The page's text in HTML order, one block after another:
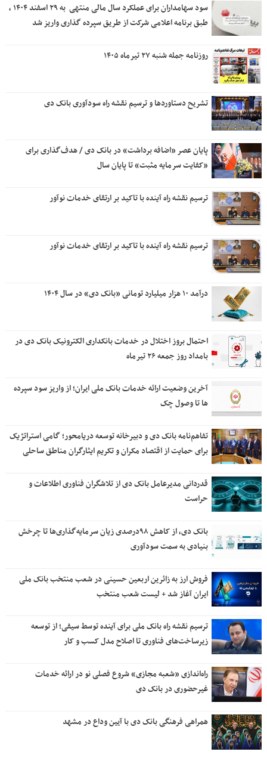
سود سهامداران برای عملکرد سال مالی منتهی ‌ به ۲۹ اسفند ۱۴۰۴ ،
طبق برنامه اعلامی شرکت از طریق سپرده گذاری واریز شد
روزنامه جمله شنبه ۲۷ تیرماه ۱۴۰۵
تشریح دستاوردها و ترسیم نقشه راه سودآوری بانک دی
پایان عصر «اضافه برداشت» در بانک دی / هدف‌گذاری برای
«کفایت سرمایه مثبت» تا پایان سال
ترسیم نقشه راه آینده با تاکید بر ارتقای خدمات نوآور
ترسیم نقشه راه آینده با تاکید بر ارتقای خدمات نوآور
درآمد ۱۰ هزار میلیارد تومانی «بانک دی» در سال ۱۴۰۴
احتمال بروز اختلال در خدمات بانکداری الکترونیک بانک دی در
بامداد روز جمعه ۲۶ تیرماه
آخرین وضعیت ارائه خدمات بانک ملی ایران؛ از واریز سود سپرده
ها تا وصول چک
تفاهم‌نامه بانک دی و دبیرخانه توسعه دریامحور؛ گامی استراتژیک
برای حمایت از اقتصاد مکران و تکریم ایثارگران مناطق ساحلی
قدردانی مدیرعامل بانک دی از تلاشگران فناوری اطلاعات و
حراست
بانک دی، از کاهش ۹۸درصدی زیان سرمایه‌گذاری‌ها تا چرخش
بنیادی به سمت سودآوری
فروش ارز به زائرین اربعین حسینی در شعب منتخب بانک ملی
ایران آغاز شد + لیست شعب منتخب
ترسیم نقشه راه بانک ملی برای آینده توسط سیفی؛ از توسعه
زیرساخت‌های فناوری تا اصلاح مدل کسب و کار
راه‌اندازی «شعبه مجازی» شروع فصلی نو در ارائه خدمات
غیرحضوری در بانک دی
همراهی فرهنگی بانک دی با آیین وداع در مشهد